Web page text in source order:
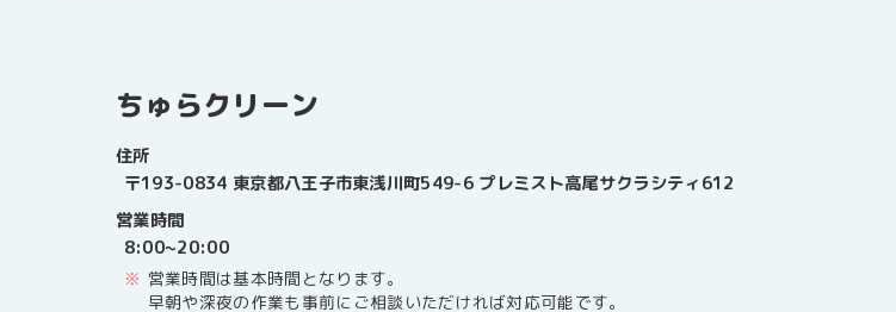
ちゅらクリーン
住所
〒193-0834 東京都八王子市東浅川町549-6 プレミスト高尾サクラシティ612
営業時間
8:00~20:00
営業時間は基本時間となります。
早朝や深夜の作業も事前にご相談いただければ対応可能です。